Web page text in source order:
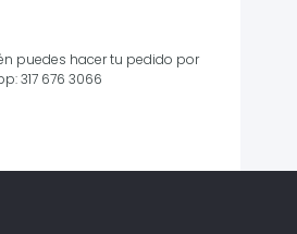
puedes hacer tu pedido por
317 676 3066